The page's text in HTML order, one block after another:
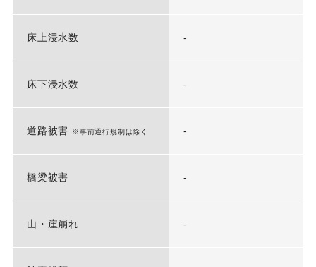
床上浸水数 -
床下浸水数 -
道路被害 ※事前通行規制は除く -
橋梁被害 -
山・崖崩れ -